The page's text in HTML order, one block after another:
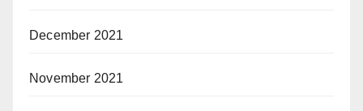
December 2021
November 2021